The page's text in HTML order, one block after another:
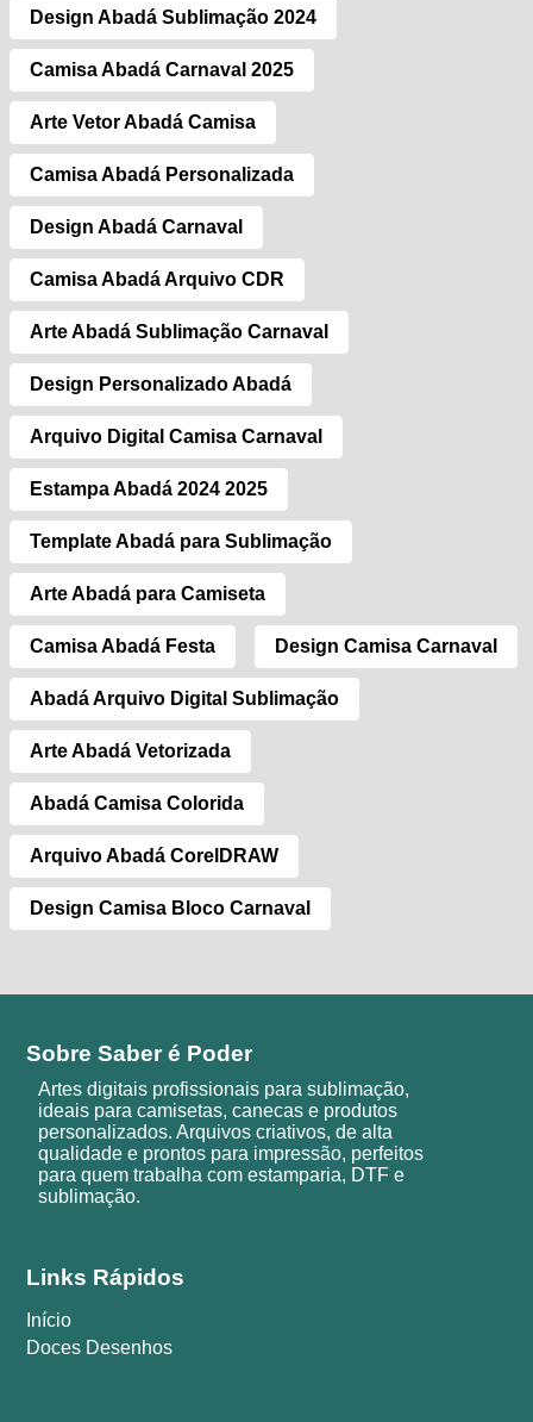
Design Abadá Sublimação 2024
Camisa Abadá Carnaval 2025
Arte Vetor Abadá Camisa
Camisa Abadá Personalizada
Design Abadá Carnaval
Camisa Abadá Arquivo CDR
Arte Abadá Sublimação Carnaval
Design Personalizado Abadá
Arquivo Digital Camisa Carnaval
Estampa Abadá 2024 2025
Template Abadá para Sublimação
Arte Abadá para Camiseta
Camisa Abadá Festa Design Camisa Carnaval
Abadá Arquivo Digital Sublimação
Arte Abadá Vetorizada
Abadá Camisa Colorida
Arquivo Abadá CorelDRAW
Design Camisa Bloco Carnaval
Sobre Saber é Poder
Artes digitais profissionais para sublimação,
ideais para camisetas, canecas e produtos
personalizados. Arquivos criativos, de alta
qualidade e prontos para impressão, perfeitos
para quem trabalha com estamparia, DTF e
sublimação.
Links Rápidos
Início
Doces Desenhos